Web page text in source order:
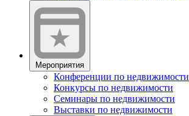
Мероприятия
Конференции по недвижимости
Конкурсы по недвижимости
Семинары по недвижимости
Выставки по недвижимости